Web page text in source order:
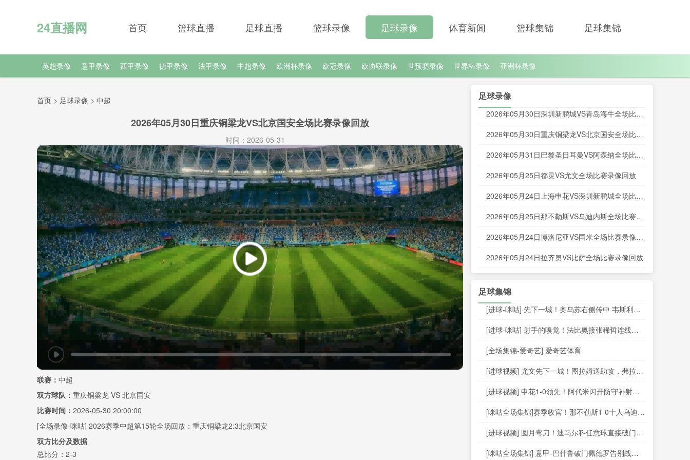
24直播网 首页 篮球直播 足球直播 篮球录像 足球录像 体育新闻 篮球集锦 足球集锦
英超录像 意甲录像 西甲录像 德甲录像 法甲录像 中超录像 欧洲杯录像 欧冠录像 欧协联录像 世预赛录像 世界杯录像 亚洲杯录像
首页 > 足球录像 > 中超
2026年05月30日重庆铜梁龙VS北京国安全场比赛录像回放
时间：2026-05-31
联赛： 中超
双方球队： 重庆铜梁龙 VS 北京国安
比赛时间： 2026-05-30 20:00:00
[全场录像-咪咕] 2026赛季中超第15轮全场回放：重庆铜梁龙2:3北京国安
双方比分及数据
总比分：2-3
足球录像
2026年05月30日深圳新鹏城VS青岛海牛全场比赛
2026年05月30日重庆铜梁龙VS北京国安全场比赛
2026年05月31日巴黎圣日耳曼VS阿森纳全场比赛
2026年05月25日都灵VS尤文全场比赛录像回放
2026年05月24日上海申花VS深圳新鹏城全场比赛
2026年05月25日那不勒斯VS乌迪内斯全场比赛录
2026年05月24日博洛尼亚VS国米全场比赛录像回
2026年05月24日拉齐奥VS比萨全场比赛录像回放
足球集锦
[进球-咪咕] 先下一城！奥乌苏右侧传中 韦斯利垫
[进球-咪咕] 射手的嗅觉！法比奥接张稀哲连线打
[全场集锦-爱奇艺] 爱奇艺体育
[进球视频] 尤文先下一城！图拉姆送助攻，弗拉霍
[进球视频] 申花1-0领先！阿代米闪开防守补射破
[咪咕全场集锦]赛季收官！那不勒斯1-0十人乌迪内
[进球视频] 圆月弯刀！迪马尔科任意球直接破门！
[咪咕全场集锦] 意甲-巴什鲁破门佩德罗告别战进